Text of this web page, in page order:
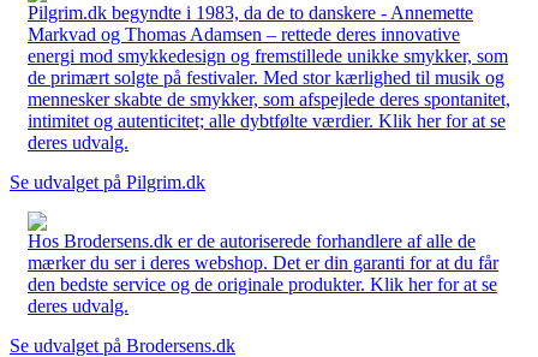
Pilgrim.dk begyndte i 1983, da de to danskere - Annemette
Markvad og Thomas Adamsen – rettede deres innovative
energi mod smykkedesign og fremstillede unikke smykker, som
de primært solgte på festivaler. Med stor kærlighed til musik og
mennesker skabte de smykker, som afspejlede deres spontanitet,
intimitet og autenticitet; alle dybtfølte værdier. Klik her for at se
deres udvalg.
Se udvalget på Pilgrim.dk
Hos Brodersens.dk er de autoriserede forhandlere af alle de
mærker du ser i deres webshop. Det er din garanti for at du får
den bedste service og de originale produkter. Klik her for at se
deres udvalg.
Se udvalget på Brodersens.dk